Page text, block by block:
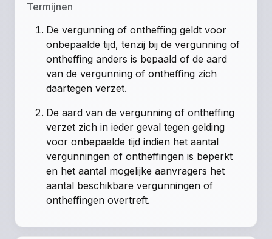
Termijnen
De vergunning of ontheffing geldt voor
onbepaalde tijd, tenzij bij de vergunning of
ontheffing anders is bepaald of de aard
van de vergunning of ontheffing zich
daartegen verzet.
De aard van de vergunning of ontheffing
verzet zich in ieder geval tegen gelding
voor onbepaalde tijd indien het aantal
vergunningen of ontheffingen is beperkt
en het aantal mogelijke aanvragers het
aantal beschikbare vergunningen of
ontheffingen overtreft.